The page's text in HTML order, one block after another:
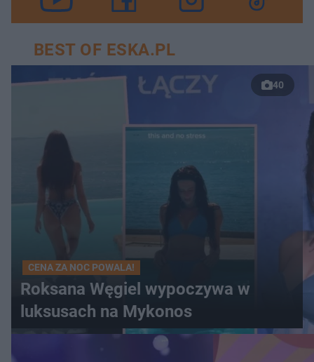
BEST OF ESKA.PL
40
CENA ZA NOC POWALA!
Roksana Węgiel wypoczywa w
luksusach na Mykonos